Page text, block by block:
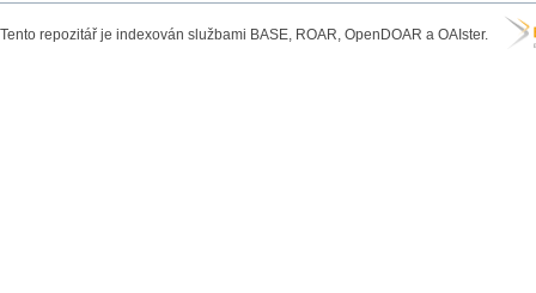
Tento repozitář je indexován službami BASE, ROAR, OpenDOAR a OAIster.